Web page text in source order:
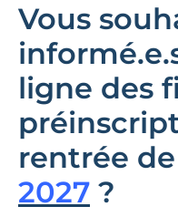
Vous
ligne des
rentrée
2027 ?